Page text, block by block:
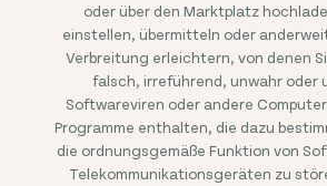
oder über den Marktplatz
einstellen, übermitteln oder
Verbreitung erleichtern, von denen
falsch, irreführend, unwahr oder
Softwareviren oder andere
Programme enthalten, die dazu
die ordnungsgemäße Funktion von
Telekommunikationsgeräten zu